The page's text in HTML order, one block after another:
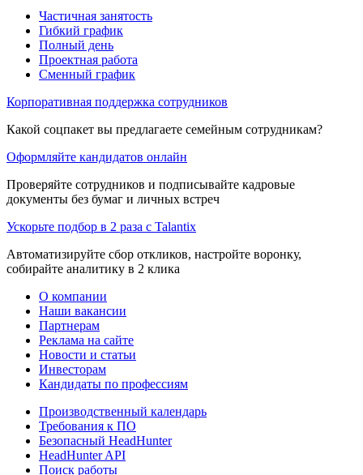
Частичная занятость
Гибкий график
Полный день
Проектная работа
Сменный график
Корпоративная поддержка сотрудников
Какой соцпакет вы предлагаете семейным сотрудникам?
Оформляйте кандидатов онлайн
Проверяйте сотрудников и подписывайте кадровые
документы без бумаг и личных встреч
Ускорьте подбор в 2 раза с Talantix
Автоматизируйте сбор откликов, настройте воронку,
собирайте аналитику в 2 клика
О компании
Наши вакансии
Партнерам
Реклама на сайте
Новости и статьи
Инвесторам
Кандидаты по профессиям
Производственный календарь
Требования к ПО
Безопасный HeadHunter
HeadHunter API
Поиск работы